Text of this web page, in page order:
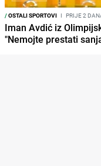
/OSTALI SPORTOVI I PRIJE 2
Iman Avdić iz
"Nemojte prestati